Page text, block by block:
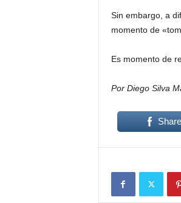
Sin embargo, a
momento de
Es momento de
Por Diego Silva